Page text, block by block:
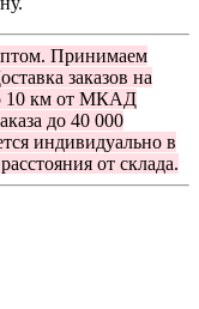
Принимаем
заказов на
10 км от МКАД
до 40 000
индивидуально в
от склада.